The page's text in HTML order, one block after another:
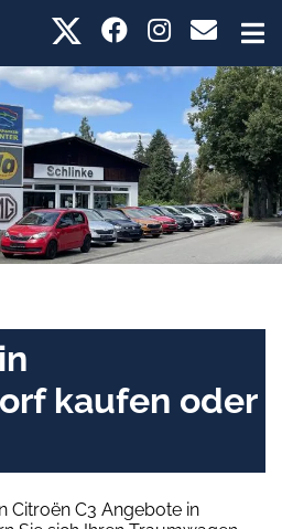
kaufen oder
Citroën C3 Angebote in